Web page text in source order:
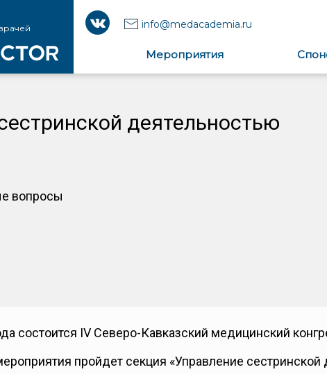
info@medacademia.ru
Мероприятия
деятельностью
вопросы
состоится IV Северо-Кавказский медицинский
пройдет секция «Управление сестринской